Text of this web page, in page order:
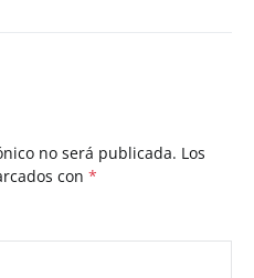
no será publicada. Los
con *